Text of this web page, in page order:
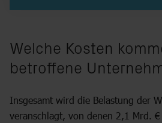
Welche Kosten
betroffene
Insgesamt wird die Belastung der
veranschlagt, von denen 2,1 Mrd.